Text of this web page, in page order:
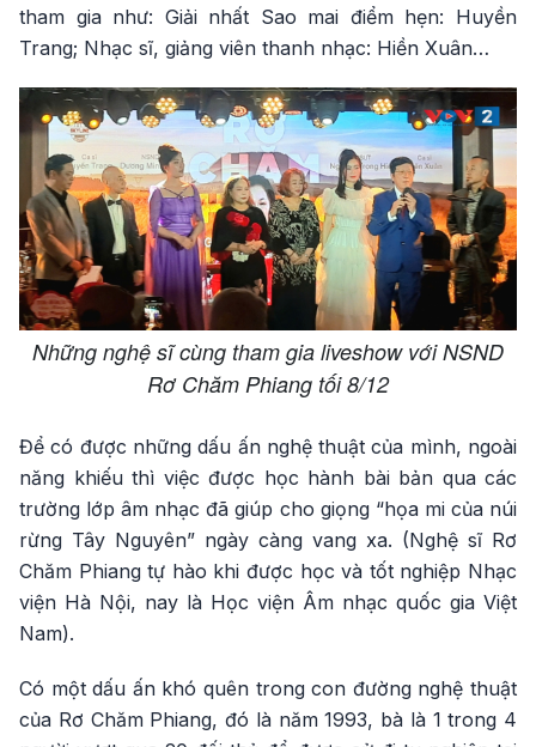
tham gia như: Giải nhất Sao mai điểm hẹn: Huyền
Trang; Nhạc sĩ, giảng viên thanh nhạc: Hiền Xuân…
Những nghệ sĩ cùng tham gia liveshow với NSND
Rơ Chăm Phiang tối 8/12
Để có được những dấu ấn nghệ thuật của mình, ngoài
năng khiếu thì việc được học hành bài bản qua các
trường lớp âm nhạc đã giúp cho giọng “họa mi của núi
rừng Tây Nguyên” ngày càng vang xa. (Nghệ sĩ Rơ
Chăm Phiang tự hào khi được học và tốt nghiệp Nhạc
viện Hà Nội, nay là Học viện Âm nhạc quốc gia Việt
Nam).
Có một dấu ấn khó quên trong con đường nghệ thuật
của Rơ Chăm Phiang, đó là năm 1993, bà là 1 trong 4